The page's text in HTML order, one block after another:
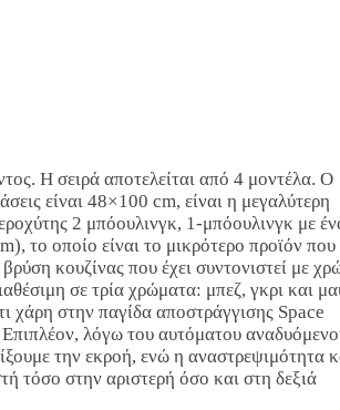
Η σειρά αποτελείται από 4 μοντέλα. Ο
είναι 48×100 cm, είναι η μεγαλύτερη
2 μπόουλινγκ, 1-μπόουλινγκ με
το οποίο είναι το μικρότερο προϊόν που
κουζίνας που έχει συντονιστεί με
σε τρία χρώματα: μπεζ, γκρι και
χάρη στην παγίδα αποστράγγισης Space
λόγω του αυτόματου
την εκροή, ενώ η αναστρεψιμότητα
τόσο στην αριστερή όσο και στη δεξιά